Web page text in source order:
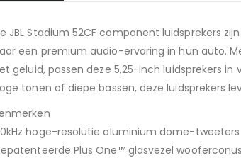
JBL Stadium 52CF component luidsprekers
een premium audio-ervaring in hun auto.
geluid, passen deze 5,25-inch luidsprekers
tonen of diepe bassen, deze luidsprekers
hoge-resolutie aluminium dome-
Plus One™ glasvezel